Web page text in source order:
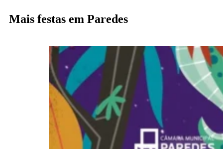
Mais festas em Paredes